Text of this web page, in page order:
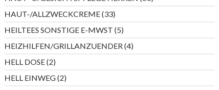
Produkte
HAUT-/ALLZWECKCREME 3333
Produkte
HEILTEES SONSTIGE E-MWST 55
Produkte
HEIZHILFEN/GRILLANZUENDER 44
Produkte
HELL DOSE 22
Produkte
HELL EINWEG 22
Produkte